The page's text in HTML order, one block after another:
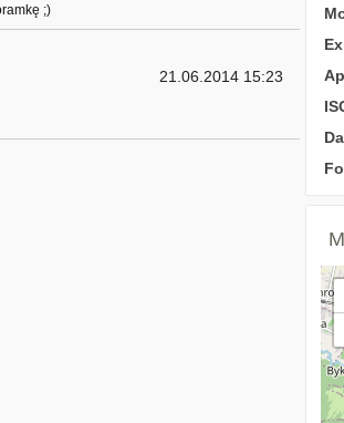
;)
21.06.2014 15:23